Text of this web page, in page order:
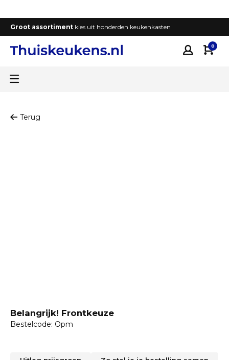
Groot assortiment kies uit honderden keukenkasten
0
Terug
Belangrijk! Frontkeuze
Bestelcode: Opm